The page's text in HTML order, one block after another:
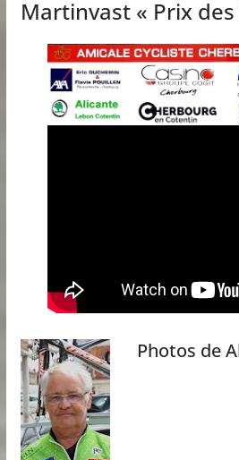
Martinvast « Prix
Photos de